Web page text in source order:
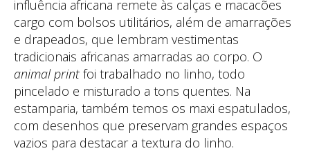
influência africana remete às calças e macacões
cargo com bolsos utilitários, além de amarrações
e drapeados, que lembram vestimentas
tradicionais africanas amarradas ao corpo. O
animal print foi trabalhado no linho, todo
pincelado e misturado a tons quentes. Na
estamparia, também temos os maxi espatulados,
com desenhos que preservam grandes espaços
vazios para destacar a textura do linho.